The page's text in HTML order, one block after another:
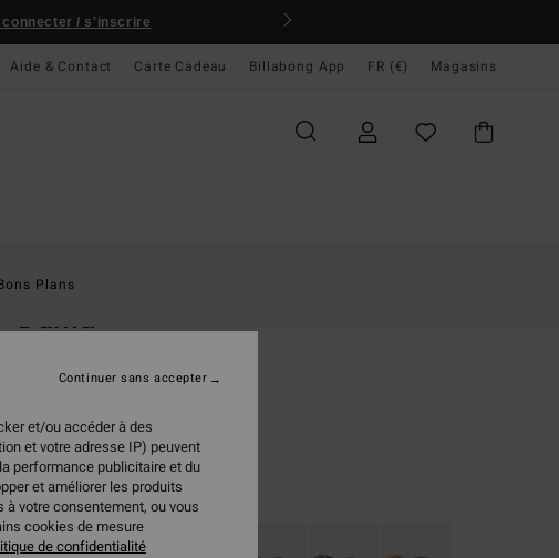
connecter / s'inscrire
Aide & Contact Carte Cadeau Billabong App FR (€) Magasins
Plans
Dama
(17 Avis)
22,95 €
CouleurNight Tropical
et/ou accéder à des
et votre adresse IP) peuvent
performance publicitaire et du
et améliorer les produits
votre consentement, ou vous
cookies de mesure
de confidentialité
Continuer sans accepter